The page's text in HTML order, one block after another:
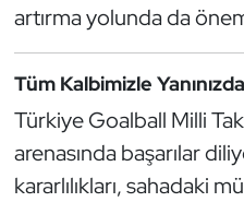
artırma yolunda da
Tüm Kalbimizle
Türkiye Goalball Milli
arenasında başarılar
kararlılıkları, sahadaki